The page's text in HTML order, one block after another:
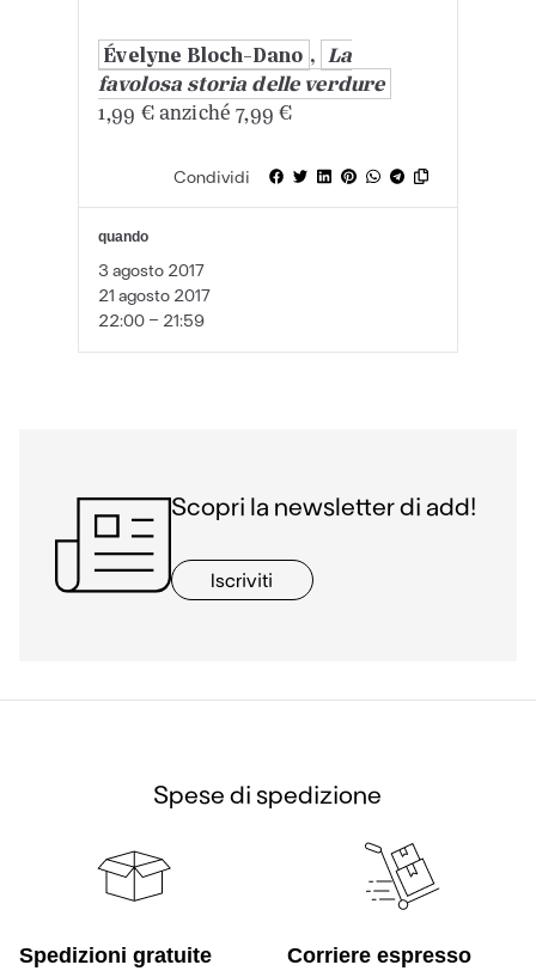
Évelyne Bloch-Dano , La
favolosa storia delle verdure
1,99 € anziché 7,99 €
Condividi
quando
3 agosto 2017
21 agosto 2017
22:00 - 21:59
Scopri la newsletter di add!
Iscriviti
Spese di spedizione
Spedizioni gratuite Corriere espresso